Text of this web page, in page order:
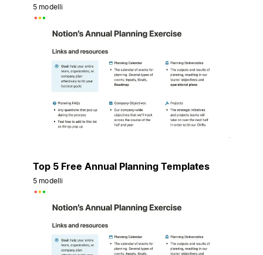
5 modelli
Top 5 Free Annual Planning Templates
5 modelli